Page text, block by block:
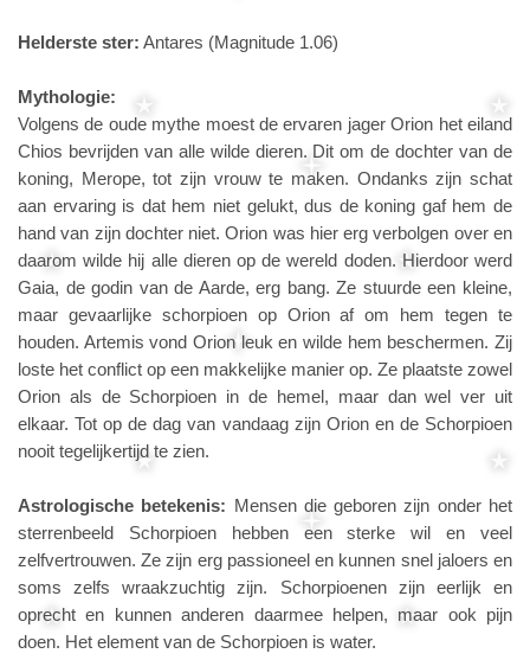
Helderste ster: Antares (Magnitude 1.06)
Mythologie:
Volgens de oude mythe moest de ervaren jager Orion het eiland
Chios bevrijden van alle wilde dieren. Dit om de dochter van de
koning, Merope, tot zijn vrouw te maken. Ondanks zijn schat
aan ervaring is dat hem niet gelukt, dus de koning gaf hem de
hand van zijn dochter niet. Orion was hier erg verbolgen over en
daarom wilde hij alle dieren op de wereld doden. Hierdoor werd
Gaia, de godin van de Aarde, erg bang. Ze stuurde een kleine,
maar gevaarlijke schorpioen op Orion af om hem tegen te
houden. Artemis vond Orion leuk en wilde hem beschermen. Zij
loste het conflict op een makkelijke manier op. Ze plaatste zowel
Orion als de Schorpioen in de hemel, maar dan wel ver uit
elkaar. Tot op de dag van vandaag zijn Orion en de Schorpioen
nooit tegelijkertijd te zien.
Astrologische betekenis: Mensen die geboren zijn onder het
sterrenbeeld Schorpioen hebben een sterke wil en veel
zelfvertrouwen. Ze zijn erg passioneel en kunnen snel jaloers en
soms zelfs wraakzuchtig zijn. Schorpioenen zijn eerlijk en
oprecht en kunnen anderen daarmee helpen, maar ook pijn
doen. Het element van de Schorpioen is water.